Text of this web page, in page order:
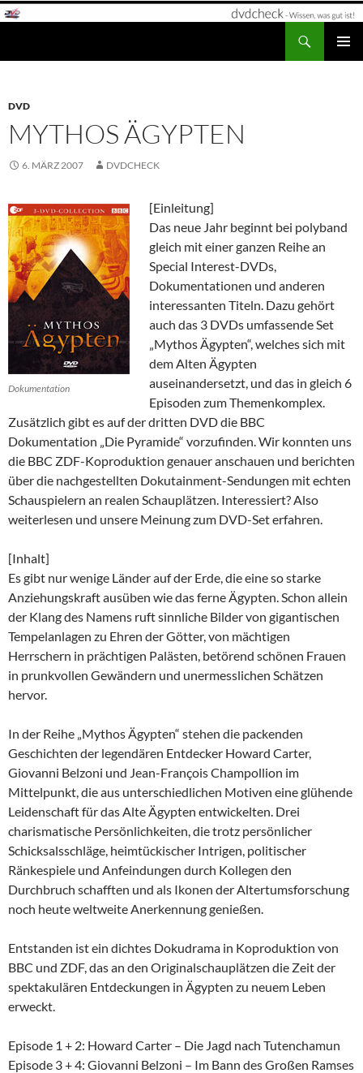
Zum
DVD
MYTHOS ÄGYPTEN
6. MÄRZ 2007 DVDCHECK
Dokumentation
[Einleitung]
Das neue Jahr beginnt bei polyband
gleich mit einer ganzen Reihe an
Special Interest-DVDs,
Dokumentationen und anderen
interessanten Titeln. Dazu gehört
auch das 3 DVDs umfassende Set
„Mythos Ägypten“, welches sich mit
dem Alten Ägypten
auseinandersetzt, und das in gleich 6
Episoden zum Themenkomplex.
Zusätzlich gibt es auf der dritten DVD die BBC
Dokumentation „Die Pyramide“ vorzufinden. Wir konnten uns
die BBC ZDF-Koproduktion genauer anschauen und berichten
über die nachgestellten Dokutainment-Sendungen mit echten
Schauspielern an realen Schauplätzen. Interessiert? Also
weiterlesen und unsere Meinung zum DVD-Set erfahren.
[Inhalt]
Es gibt nur wenige Länder auf der Erde, die eine so starke
Anziehungskraft ausüben wie das ferne Ägypten. Schon allein
der Klang des Namens ruft sinnliche Bilder von gigantischen
Tempelanlagen zu Ehren der Götter, von mächtigen
Herrschern in prächtigen Palästen, betörend schönen Frauen
in prunkvollen Gewändern und unermesslichen Schätzen
hervor.
In der Reihe „Mythos Ägypten“ stehen die packenden
Geschichten der legendären Entdecker Howard Carter,
Giovanni Belzoni und Jean-François Champollion im
Mittelpunkt, die aus unterschiedlichen Motiven eine glühende
Leidenschaft für das Alte Ägypten entwickelten. Drei
charismatische Persönlichkeiten, die trotz persönlicher
Schicksalsschläge, heimtückischer Intrigen, politischer
Ränkespiele und Anfeindungen durch Kollegen den
Durchbruch schafften und als Ikonen der Altertumsforschung
noch heute weltweite Anerkennung genießen.
Entstanden ist ein dichtes Dokudrama in Koproduktion von
BBC und ZDF, das an den Originalschauplätzen die Zeit der
spektakulären Entdeckungen in Ägypten zu neuem Leben
erweckt.
Episode 1 + 2: Howard Carter – Die Jagd nach Tutenchamun
Episode 3 + 4: Giovanni Belzoni – Im Bann des Großen Ramses